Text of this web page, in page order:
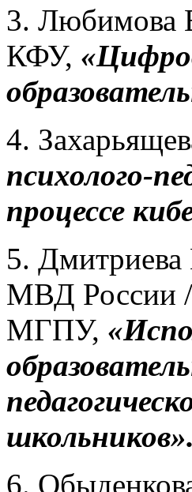
3. Любимова
КФУ,
4.
психолого-
процессе
5. Дмитриева
МВД России /
МГПУ,
школьников».
6.